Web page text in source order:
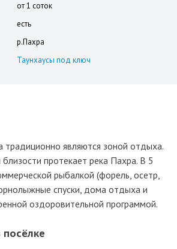
от 1 соток
есть
р.Пахра
Таунхаусы под ключ
традиционно являются зоной отдыха.
протекает река Пахра. В 5
рыбалкой (форель, осетр,
спуски, дома отдыха и
оздоровительной программой.